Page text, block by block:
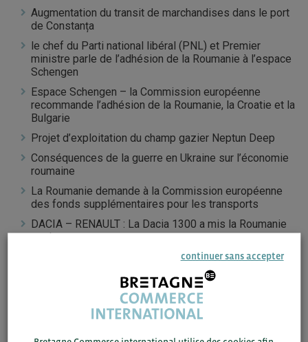
Augmentation du transit de marchandises dans le port
de Constanța
le chef du Parti national libéral (PNL) et Premier
ministre parle de l’adhésion de la Roumanie à l’espace
Schengen
Espace Schengen – la Commission européenne
recommande l’adhésion de la Roumanie, la Croatie et la
Bulgarie
Projet d’exploitation du champ gazier Neptun Deep
Conséquences de la guerre en Ukraine sur l’économie
roumaine
La Roumanie demande à la Commission européenne
des fonds supplémentaires pour les transports
DACIA – RENAULT : La Dacia 1300 a mis la Roumanie
sur les roues
Engie: création d’un parc photovoltaïque en Roumanie
Alstom va fournir 20 Coradia Stream à la Roumanie
continuer sans accepter